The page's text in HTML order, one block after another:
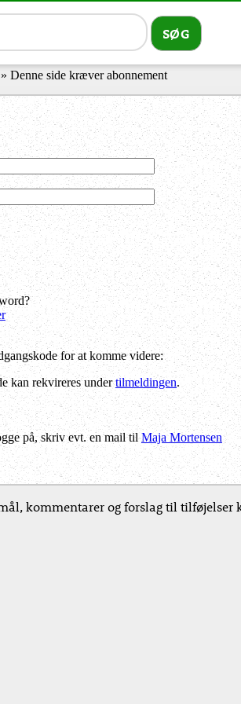
» Denne side kræver abonnement
for at komme videre:
kan rekvireres undertilmeldingen.
på, skriv evt. en mail tilMaja Mortensen
kommentarer og forslag til tilføjelser